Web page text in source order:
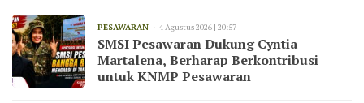
PESAWARAN 4 Agustus 2026 | 20:57
SMSI Pesawaran Dukung Cyntia
Martalena, Berharap Berkontribusi
untuk KNMP Pesawaran